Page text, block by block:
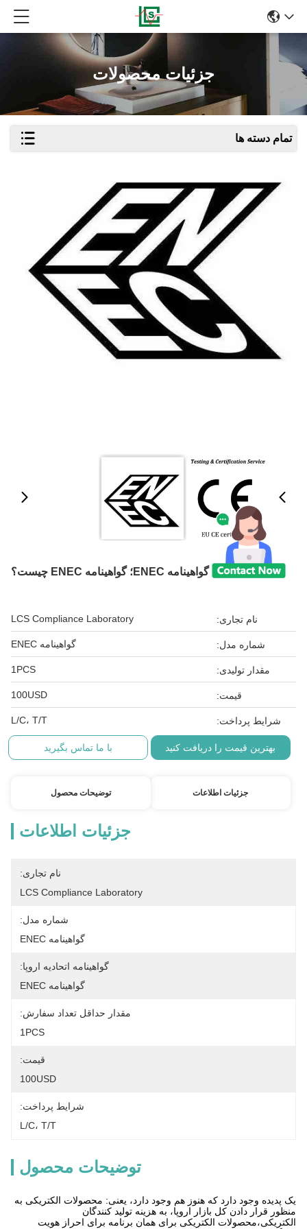
جزئیات محصولات
تمام دسته ها
گواهینامه ENEC؛ گواهینامه ENEC چیست؟
نام تجاری: LCS Compliance Laboratory
شماره مدل: گواهینامه ENEC
مقدار تولیدی: 1PCS
قیمت: 100USD
شرایط پرداخت: L/C، T/T
بهترین قیمت را دریافت کنید با ما تماس بگیرید
جزئیات اطلاعات توضیحات محصول
جزئیات اطلاعات
نام تجاری:
LCS Compliance Laboratory
شماره مدل:
گواهینامه ENEC
گواهینامه اتحادیه اروپا:
گواهینامه ENEC
مقدار حداقل تعداد سفارش:
1PCS
قیمت:
100USD
شرایط پرداخت:
L/C، T/T
توضیحات محصول
یک پدیده وجود دارد که هنوز هم وجود دارد، یعنی: محصولات الکتریکی به
منظور قرار دادن کل بازار اروپا، به هزینه تولید کنندگان
الکتریکی،محصولات الکتریکی برای همان برنامه برای احراز هویت